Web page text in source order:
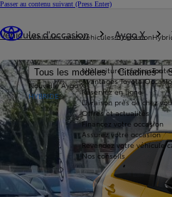
Passer au contenu suivant (Press Enter)
Véhicules neufs
Tous les modèles Citadines
Nouvelle Aygo X
HYBRIDE
Véhicules d'occasion
Nos voitures d'occasion
Avantages Toyota
Réservez en ligne
Livraison près de chez
Offres et actualités
Financez votre occasion
Assurez votre occasion
Revendez votre véhicule
Nos conseils
Véhicules d'occasion Aygo X